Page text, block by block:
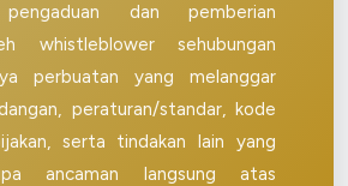
dan pemberian
whistleblower sehubungan
perbuatan yang melanggar
peraturan/standar, kode
serta tindakan lain yang
ancaman langsung atas